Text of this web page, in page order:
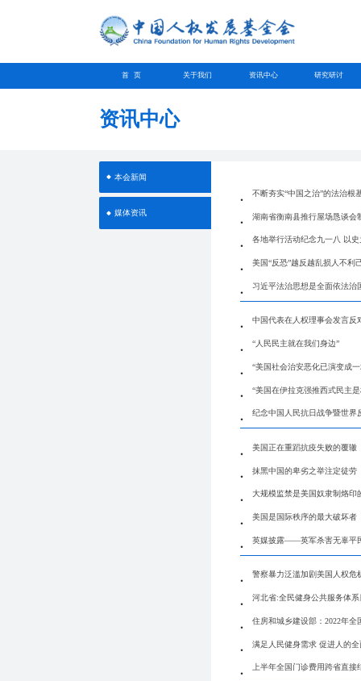
首 页 关于我们 资讯中心 研究研讨
资讯中心
本会新闻
媒体资讯
不断夯实“中国之治”的法治根
湖南省衡南县推行屋场恳谈
各地举行活动纪念九一八 以
美国“反恐”越反越乱损人不利
习近平法治思想是全面依法治
中国代表在人权理事会发言反
“人民民主就在我们身边”
“美国社会治安恶化已演变成
“美国在伊拉克强推西式民主
纪念中国人民抗日战争暨世界
美国正在重蹈抗疫失败的覆辙
抹黑中国的卑劣之举注定徒劳
大规模监禁是美国奴隶制烙印
美国是国际秩序的最大破坏者
英媒披露——英军杀害无辜平
警察暴力泛滥加剧美国人权危
河北省:全民健身公共服务体
住房和城乡建设部：2022年全
满足人民健身需求 促进人的
上半年全国门诊费用跨省直接